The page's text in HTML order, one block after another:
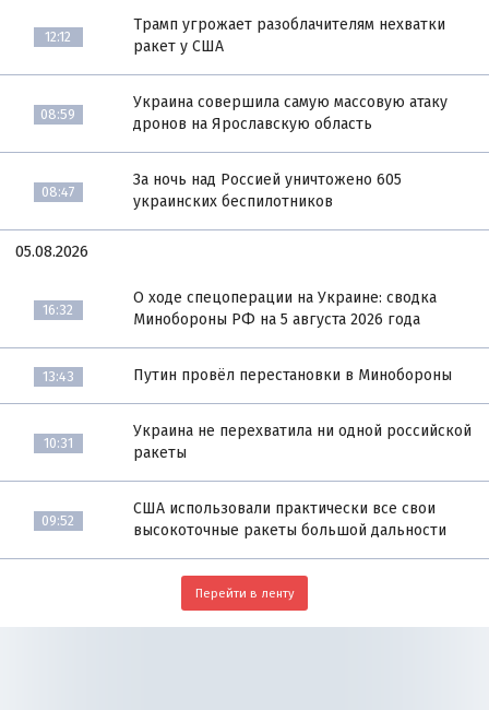
12:12
Трамп угрожает разоблачителям нехватки
ракет у США
08:59
Украина совершила самую массовую атаку
дронов на Ярославскую область
08:47
За ночь над Россией уничтожено 605
украинских беспилотников
05.08.2026
16:32
О ходе спецоперации на Украине: сводка
Минобороны РФ на 5 августа 2026 года
13:43 Путин провёл перестановки в Минобороны
10:31
Украина не перехватила ни одной российской
ракеты
09:52
США использовали практически все свои
высокоточные ракеты большой дальности
Перейти в ленту